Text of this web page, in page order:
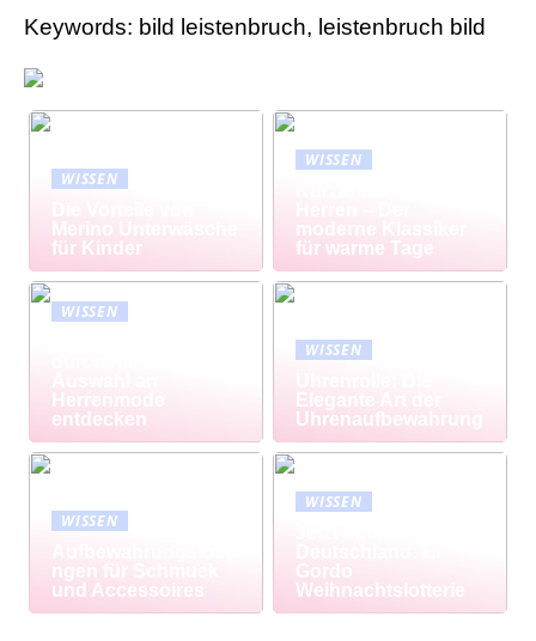
Keywords: bild leistenbruch, leistenbruch bild
WISSEN
Merino Unterwäsche
für Kinder
WISSEN
moderne Klassiker
für warme Tage
WISSEN
Herrenmode
entdecken
WISSEN
Elegante Art der
Uhrenaufbewahrung
WISSEN
ngen für Schmuck
und Accessoires
WISSEN
Gordo
Weihnachtslotterie